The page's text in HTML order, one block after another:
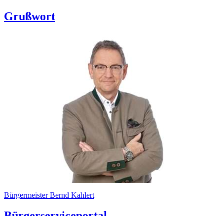
Grußwort
Bürgermeister Bernd Kahlert